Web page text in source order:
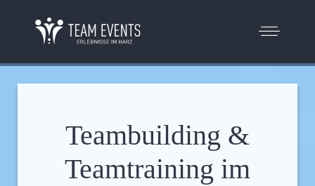
Teambuilding &
Teamtraining im